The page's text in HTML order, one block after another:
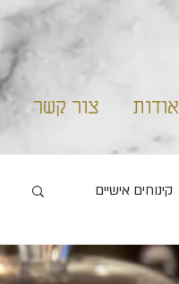
אודות צור קשר
קינוחים אישיים
פורים